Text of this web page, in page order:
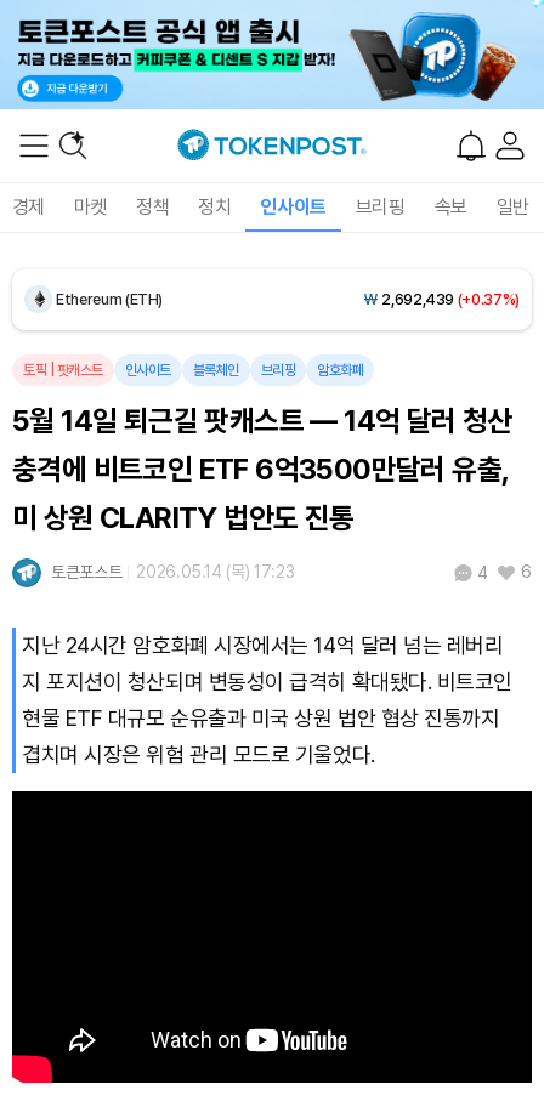
경제 마켓 정책 정치 인사이트 브리핑 속보 일반
Ethereum (ETH) ₩ 2,692,439 (+0.37%)
Tether USDt (USDT)
BNB (BNB) ₩ 831,965 (-0.35%)
USDC (USDC) ₩1,408(+0.01%)
Hyperliquid (HYPE) ₩76,273(-2.96%)
토픽 팟캐스트 인사이트 블록체인 브리핑 암호화폐
5월 14일 퇴근길 팟캐스트 — 14억 달러 청산
충격에 비트코인 ETF 6억3500만달러 유출,
미 상원 CLARITY 법안도 진통
토큰포스트 2026.05.14 (목) 17:23 4 6
지난 24시간 암호화폐 시장에서는 14억 달러 넘는 레버리
지 포지션이 청산되며 변동성이 급격히 확대됐다. 비트코인
현물 ETF 대규모 순유출과 미국 상원 법안 협상 진통까지
겹치며 시장은 위험 관리 모드로 기울었다.